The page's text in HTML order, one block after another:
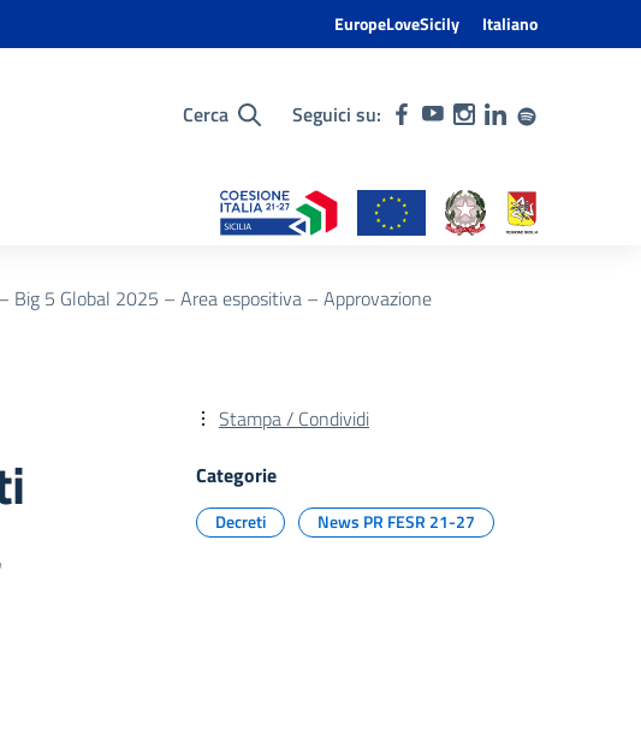
EuropeLoveSicily Italiano
Cerca Seguici su:
5 Global 2025 – Area espositiva – Approvazione
Stampa / Condividi
Categorie
Decreti News PR FESR 21-27